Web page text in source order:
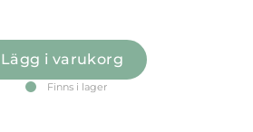
grön tyg metervara mängd
Lägg i varukorg
Finns i lager